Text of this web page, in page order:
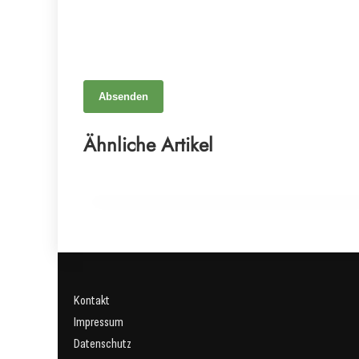
Absenden
Ähnliche Artikel
15. Juni 2026
Revolutionäre Hoffnung für Spondyloarthritis-
Patienten: FDA genehmigt vielversprechende
Kontakt
Impressum
Datenschutz